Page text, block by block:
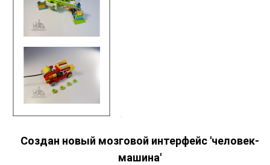
Создан новый мозговой интерфейс 'человек-
машина'